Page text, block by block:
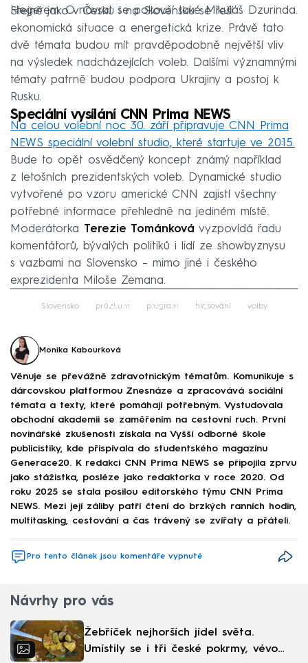
Hegerem. O návrat se pokouší také Mikuláš Dzurinda.
Stejně jako v Česku i na Slovensku se řeší
ekonomická situace a energetická krize. Právě tato
dvě témata budou mít pravděpodobně největší vliv
na výsledek nadcházejících voleb. Dalšími významnými
tématy patrně budou podpora Ukrajiny a postoj k
Rusku.
Speciální vysílání CNN Prima NEWS
Na celou volební noc 30. září připravuje CNN Prima
NEWS speciální volební studio, které startuje ve 20:15.
Bude to opět osvědčený koncept známý například
z letošních prezidentských voleb. Dynamické studio
vytvořené po vzoru americké CNN zajistí všechny
potřebné informace přehledně na jediném místě.
Moderátorka Terezie Tománková vyzpovídá řadu
komentátorů, bývalých politiků i lidí ze showbyznysu
s vazbami na Slovensko – mimo jiné i českého
exprezidenta Miloše Zemana.
Failed to fetch
Slovensko průzkum program hlasování volby
Monika Kabourková
Věnuje se převážně zdravotnickým tématům. Komunikuje s
dárcovskou platformou Znesnáze a zpracovává sociální
témata a texty, které pomáhají potřebným. Vystudovala
obchodní akademii se zaměřením na cestovní ruch. První
novinářské zkušenosti získala na Vyšší odborné škole
publicistiky, kde přispívala do studentského magazínu
Generace20. K redakci CNN Prima NEWS se připojila zprvu
jako stážistka, posléze jako redaktorka v roce 2020. Od
roku 2025 se stala posilou editorského týmu CNN Prima
NEWS. Mezi její záliby patří čtení do brzkých ranních hodin,
multitasking, cestování a čas trávený se zvířaty a přáteli.
Pro tento článek jsou komentáře vypnuté
Návrhy pro vás
Žebříček nejhorších jídel světa.
Umístily se i tři české pokrmy, vévodí